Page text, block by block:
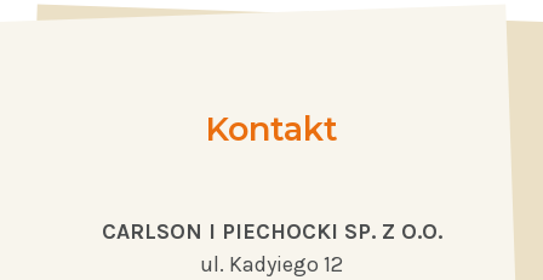
Kontakt
CARLSON I PIECHOCKI SP. Z O.O.
ul. Kadyiego 12